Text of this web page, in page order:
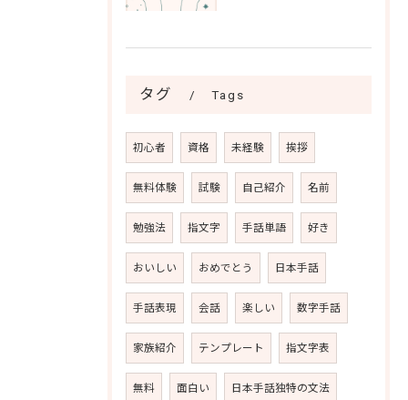
タグ Tags
初心者 資格 未経験 挨拶
無料体験 試験 自己紹介 名前
勉強法 指文字 手話単語 好き
おいしい おめでとう 日本手話
手話表現 会話 楽しい 数字手話
家族紹介 テンプレート 指文字表
無料 面白い 日本手話独特の文法